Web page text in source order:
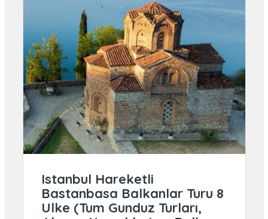
Istanbul Hareketli
Bastanbasa Balkanlar Turu 8
Ulke (Tum Gunduz Turları,